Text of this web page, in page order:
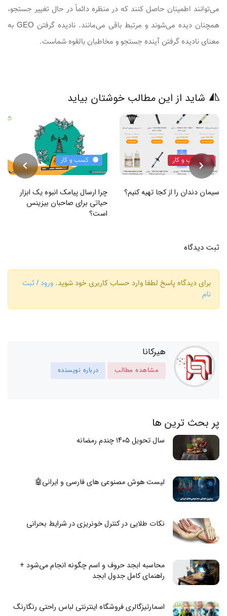
می‌توانند اطمینان حاصل کنند که در منظره دائماً در حال تغییر جستجو،
همچنان دیده می‌شوند و مرتبط باقی می‌مانند. نادیده گرفتن GEO به
معنای نادیده گرفتن آینده جستجو و مخاطبان بالقوه شماست.
شاید از این مطالب خوشتان بیاید
کسب و کار
سیمان دندان را از کجا تهیه کنیم؟
کسب و کار
چرا ارسال پیامک انبوه یک ابزار
حیاتی برای صاحبان بیزینس
است؟
ثبت دیدگاه
برای دیدگاه پاسخ لطفا وارد حساب کاربری خود شوید. ورود / ثبت
نام
هیرکانا
مشاهده مطالب درباره نویسنده
پر بحث ترین ها
سال تحویل ۱۴۰۵ چندم رمضانه
لیست هوش مصنوعی های فارسی و ایرانی🤖
نکات طلایی در کنترل خونریزی در شرایط بحرانی
محاسبه ابجد حروف و اسم چگونه انجام می‌شود +
راهنمای کامل جدول ابجد
اسمارتیزگالری فروشگاه اینترنتی لباس راحتی رنگارنگ